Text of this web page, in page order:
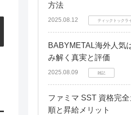
方法
2025.08.12 ティックトックラ
BABYMETAL海外人気
み解く真実と評価
2025.08.09 雑記
ファミマ SST 資格完
順と昇給メリット